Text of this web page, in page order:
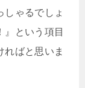
しゃるでしょ
』という項目
ればと思いま